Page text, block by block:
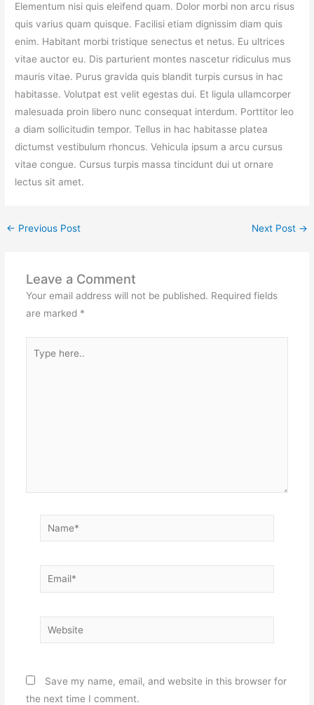
Elementum nisi quis eleifend quam. Dolor morbi non arcu risus
quis varius quam quisque. Facilisi etiam dignissim diam quis
enim. Habitant morbi tristique senectus et netus. Eu ultrices
vitae auctor eu. Dis parturient montes nascetur ridiculus mus
mauris vitae. Purus gravida quis blandit turpis cursus in hac
habitasse. Volutpat est velit egestas dui. Et ligula ullamcorper
malesuada proin libero nunc consequat interdum. Porttitor leo
a diam sollicitudin tempor. Tellus in hac habitasse platea
dictumst vestibulum rhoncus. Vehicula ipsum a arcu cursus
vitae congue. Cursus turpis massa tincidunt dui ut ornare
lectus sit amet.
← Previous Post Next Post →
Leave a Comment
Your email address will not be published. Required fields
are marked *
here..
Name*
Email*
Website
Save my name, email, and website in this browser for
the next time I comment.